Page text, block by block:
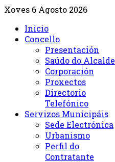
Xoves 6 Agosto 2026
Inicio
Concello
Presentación
Saúdo do Alcalde
Corporación
Proxectos
Directorio
Telefónico
Servizos Municipáis
Sede Electrónica
Urbanismo
Perfil do
Contratante